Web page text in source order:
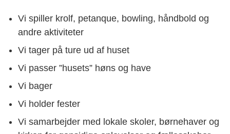
Vi spiller krolf, petanque, bowling, håndbold og
andre aktiviteter
Vi tager på ture ud af huset
Vi passer ”husets” høns og have
Vi bager
Vi holder fester
Vi samarbejder med lokale skoler, børnehaver og